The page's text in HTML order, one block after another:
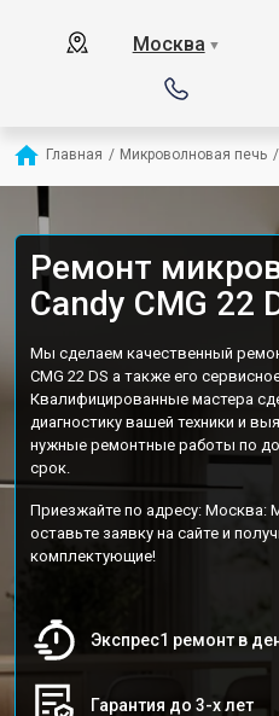
Москва ▼
Главная / Микроволновая печь /
Ремонт
Candy CMG 22
Мы сделаем качественный
CMG 22 DS а также его
Квалифицированные мастера
диагностику вашей техники и
нужные ремонтные работы по
срок.
Приезжайте по адресу: Москва:
оставьте заявку на сайте и
комплектующие!
Экспрес1 ремонт в
Гарантия до 3-х лет